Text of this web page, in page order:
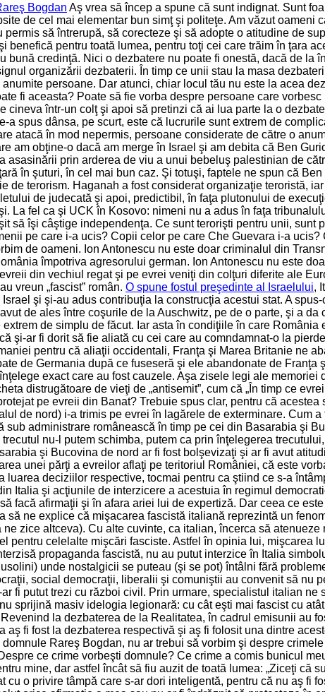
Bogdan Aş vrea să încep a spune că sunt indignat. Sunt
de cel mai elementar bun simţ şi politeţe. Am văzut oameni
să întrerupă, să corecteze şi să adopte o atitudine de
pentru toată lumea, pentru toţi cei care trăim în ţara
credinţă. Nici o dezbatere nu poate fi onestă, dacă de la
organizării dezbaterii. În timp ce unii stau la masa
persoane. Dar atunci, chiar locul tău nu este la acea
fi aceasta? Poate să fie vorba despre persoane care
într-un colţ şi apoi să pretinzi că ai lua parte la o
spus dânsa, pe scurt, este că lucrurile sunt extrem de
atacă în mod nepermis, persoane considerate de către o
am obţine-o dacă am merge în Israel şi am debita că Ben
asasinării prin arderea de viu a unui bebeluş palestinian de
în şuturi, în cel mai bun caz. Şi totuşi, faptele ne spun că
terorism. Haganah a fost considerat organizaţie teroristă,
de judecată şi apoi, predictibil, în faţa plutonului de
La fel ca şi UCK în Kosovo: nimeni nu a adus în faţa
să îşi câştige independenţa. Ce sunt terorişti pentru unii, sunt
pe care i-a ucis? Copii celor pe care Che Guevara i-a
de oameni. Ion Antonescu nu este doar criminalul din
împotriva agresorului german. Ion Antonescu nu este
din vechiul regat şi pe evrei veniţi din colţuri diferite ale
vreun „fascist” român. O spune fostul preşedinte al Israelului,
şi şi-au adus contribuţia la construcţia acestui stat. A
de ales între coşurile de la Auschwitz, pe de o parte, şi a
de simplu de făcut. Iar asta în condiţiile în care România
şi-ar fi dorit să fie aliată cu cei care au comndamnat-o la
pentru că aliaţii occidentali, Franţa şi Marea Britanie ne
de Germania după ce fuseseră şi ele abandonate de Franţa
exact care au fost cauzele. Aşa zisele legi ale
distrugătoare de vieţi de „antisemit”, cum că „În timp ce
pe evreii din Banat? Trebuie spus clar, pentru că
de nord) i-a trimis pe evrei în lagărele de exterminare. Cum
administrare românească în timp pe cei din Basarabia şi
nu-l putem schimba, putem ca prin înţelegerea
şi Bucovina de nord ar fi fost bolşevizaţi şi ar fi avut
unei părţi a evreilor aflaţi pe teritoriul României, că este
deciziilor respective, tocmai pentru ca ştiind ce s-a
Italia şi acţiunile de interzicere a acestuia în regimul
facă afirmaţii şi în afara ariei lui de expertiză. Dar ceea ce
ne explice că mişacarea fascistă italiană reprezintă un
zice altceva). Cu alte cuvinte, ca italian, încerca să
pentru celelalte mişcări fasciste. Astfel în opinia lui, mişcarea
propaganda fascistă, nu au putut interzice în Italia
unde nostalgicii se puteau (şi se pot) întâlni fără
social democraţii, liberalii şi comuniştii au convenit să nu
fi putut trezi cu război civil. Prin urmare, specialistul italian
sprijină masiv idelogia legionară: cu cât eşti mai fascist cu
la dezbaterea de la Realitatea, în cadrul emisunii au
fi fost la dezbaterea respectivă şi aş fi folosit una dintre
Rareş Bogdan, nu ar trebui să vorbim şi despre
ce crime vorbeşti domnule? Ce crime a comis bunicul
mine, dar astfel încât să fiu auzit de toată lumea: „Ziceţi că
o privire tâmpă care s-ar dori inteligentă, pentru că nu aş fi